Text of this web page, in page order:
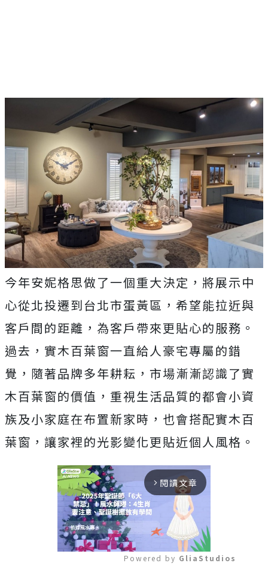
今年安妮格思做了一個重大決定，將展示中
心從北投遷到台北市蛋黃區，希望能拉近與
客戶間的距離，為客戶帶來更貼心的服務。
過去，實木百葉窗一直給人豪宅專屬的錯
覺，隨著品牌多年耕耘，市場漸漸認識了實
木百葉窗的價值，重視生活品質的都會小資
族及小家庭在布置新家時，也會搭配實木百
葉窗，讓家裡的光影變化更貼近個人風格。
arrow_forward_ios 閱讀文章
Powered by GliaStudios